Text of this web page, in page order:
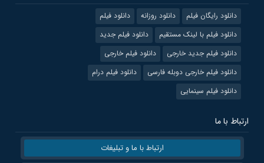
دانلود رایگان فیلم دانلود روزانه
دانلود فیلم
دانلود فیلم با لینک مستقیم
دانلود فیلم جدید
دانلود فیلم جدید خارجی
دانلود فیلم خارجی
دانلود فیلم خارجی دوبله فارسی
دانلود فیلم درام
دانلود فیلم سینمایی
ارتباط با ما
ارتباط با ما و تبلیغات